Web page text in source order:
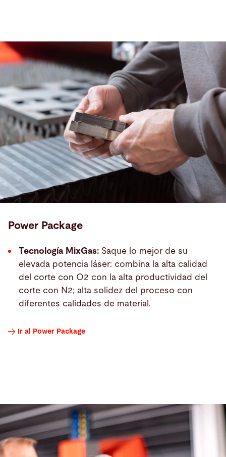
Power Package
Tecnología MixGas: Saque lo mejor de su
elevada potencia láser: combina la alta calidad
del corte con O2 con la alta productividad del
corte con N2; alta solidez del proceso con
diferentes calidades de material.
Ir al Power Package